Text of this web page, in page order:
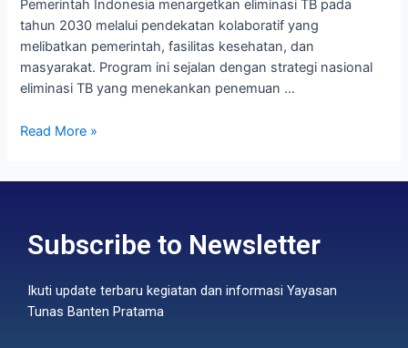
Pemerintah Indonesia menargetkan eliminasi TB pada
tahun 2030 melalui pendekatan kolaboratif yang
melibatkan pemerintah, fasilitas kesehatan, dan
masyarakat. Program ini sejalan dengan strategi nasional
eliminasi TB yang menekankan penemuan …
Read More »
Subscribe to Newsletter
Ikuti update terbaru kegiatan dan informasi Yayasan
Tunas Banten Pratama